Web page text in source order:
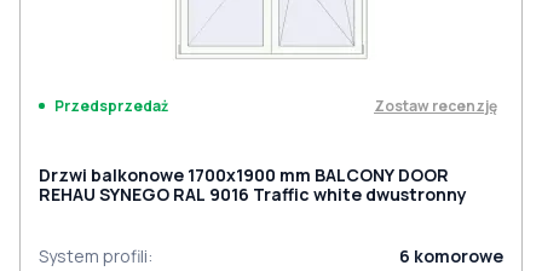
Przedsprzedaż Zostaw recenzję
Drzwi balkonowe 1700x1900 mm BALCONY DOOR
REHAU SYNEGO RAL 9016 Traffic white dwustronny
System profili: 6 komorowe